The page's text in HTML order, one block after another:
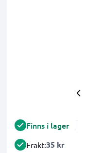
Finns i lager
Frakt:35 kr